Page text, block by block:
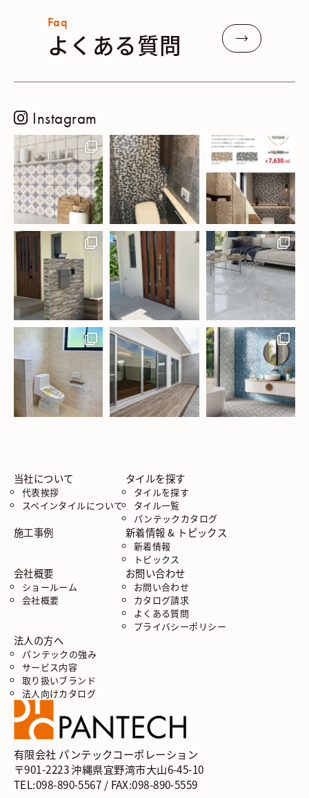
Faq
よくある質問
Instagram
当社について
代表挨拶
スペインタイルについて
タイルを探す
タイルを探す
タイル一覧
パンテックカタログ
施工事例 新着情報 & トピックス
新着情報
トピックス
会社概要
ショールーム
会社概要
お問い合わせ
お問い合わせ
カタログ請求
よくある質問
プライバシーポリシー
法人の方へ
パンテックの強み
サービス内容
取り扱いブランド
法人向けカタログ
有限会社 パンテックコーポレーション
〒901-2223 沖縄県宜野湾市大山6-45-10
TEL:098-890-5567 / FAX:098-890-5559